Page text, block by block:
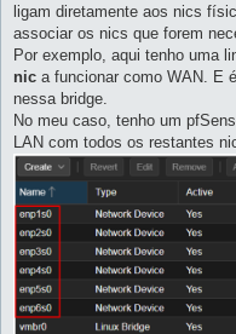
ligam diretamente aos nics
associar os nics que forem
Por exemplo, aqui tenho uma
nic a funcionar como WAN. E
nessa bridge.
No meu caso, tenho um
LAN com todos os restantes